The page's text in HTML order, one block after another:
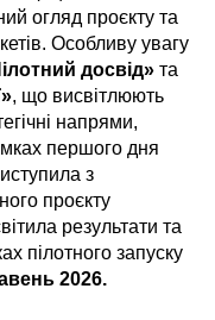
огляд проєкту та
Особливу увагу
досвід» та
, що висвітлюють
напрями,
першого дня
з
проєкту
результати та
пілотного запуску
2026.